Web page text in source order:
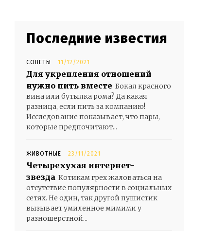
Последние известия
СОВЕТЫ 11/12/2021
Для укрепления отношений
нужно пить вместе Бокал красного
вина или бутылка рома? Да какая
разница, если пить за компанию!
Исследование показывает, что пары,
которые предпочитают...
ЖИВОТНЫЕ 23/11/2021
Четырехухая интернет-
звезда Котикам грех жаловаться на
отсутствие популярности в социальных
сетях. Не один, так другой пушистик
вызывает умиленное мимими у
разношерстной...